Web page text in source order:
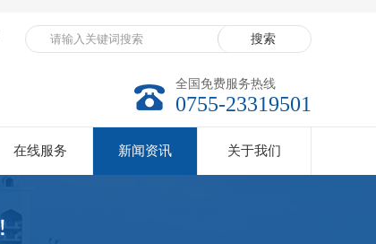
全国免费服务热线
0755-23319501
在线服务 新闻资讯 关于我们